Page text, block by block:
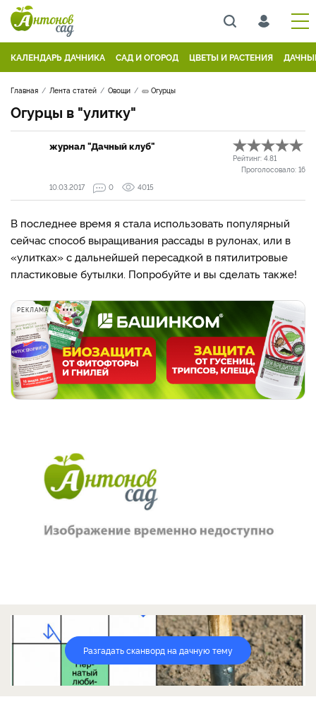
КАЛЕНДАРЬ ДАЧНИКА САД И ОГОРОД ЦВЕТЫ И РАСТЕНИЯ
Главная Лента статей Овощи 🥒 Огурцы
Огурцы в "улитку"
журнал "Дачный клуб"
Рейтинг: 4.81
Проголосовало: 16
10.03.2017
0 4015
В последнее время я стала использовать популярный
сейчас способ выращивания рассады в рулонах, или в
«улитках» с дальнейшей пересадкой в пятилитровые
пластиковые бутылки. Попробуйте и вы сделать также!
РЕКЛАМА
Разгадать сканворд на дачную тему